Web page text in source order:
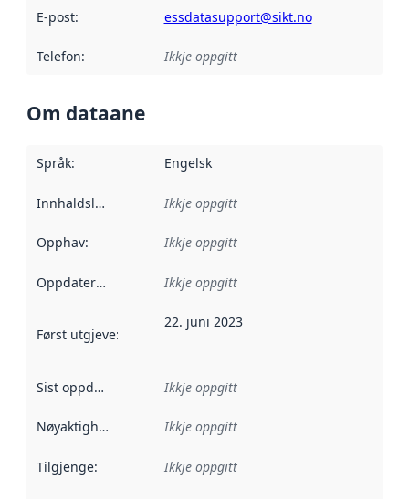
E-post: essdatasupport@sikt.no
Telefon: Ikkje oppgitt
Om dataane
Språk: Engelsk
Innhaldsleverandørar :
Ikkje oppgitt
Opphav: Ikkje oppgitt
Oppdateringsfrekvens :
Ikkje oppgitt
Først utgjeve: Denne datoen seier når dataa i dette
22. juni 2023
Sist oppdatert Ikkje oppgitt
Nøyaktigheit Ikkje oppgitt
Tilgjenge: Ikkje oppgitt